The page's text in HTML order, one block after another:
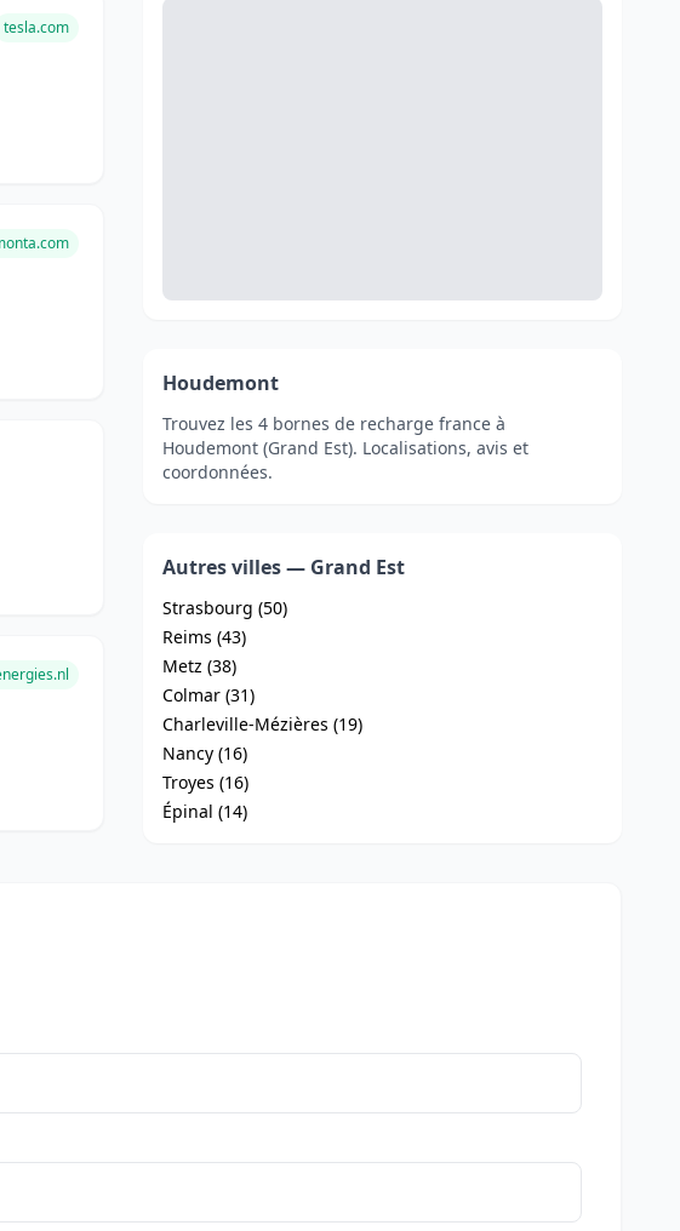
tesla.com
Houdemont
Trouvez les 4 bornes de recharge france à
Houdemont (Grand Est). Localisations, avis et
coordonnées.
Autres villes — Grand Est
Strasbourg (50)
Reims (43)
Metz (38)
Colmar (31)
Charleville-Mézières (19)
Nancy (16)
Troyes (16)
Épinal (14)